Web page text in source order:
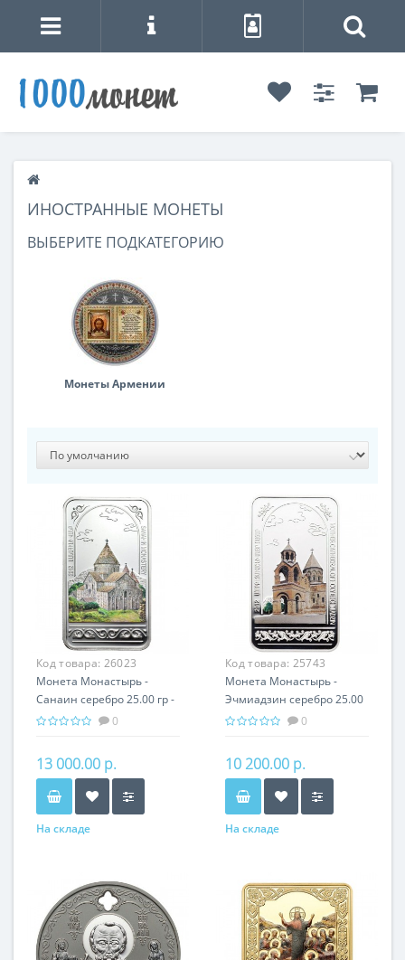
ИНОСТРАННЫЕ МОНЕТЫ
ВЫБЕРИТЕ ПОДКАТЕГОРИЮ
Монеты Армении
Код товара: 26023
Монета Монастырь -
Санаин серебро 25.00 гр -
православный подарок
0
13 000.00 р.
На складе
Код товара: 25743
Монета Монастырь -
Эчмиадзин серебро 25.00
гр - православный
0
10 200.00 р.
На складе